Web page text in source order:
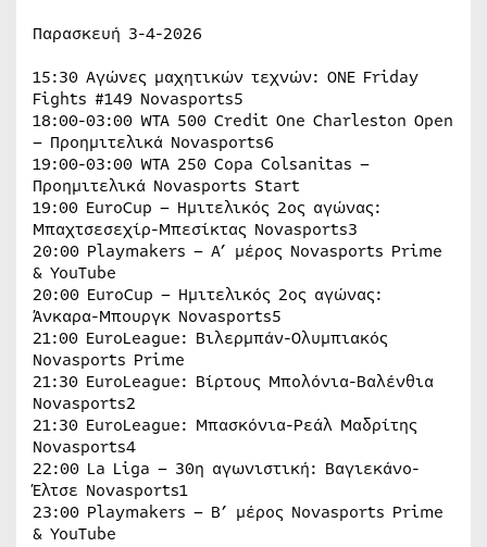
Παρασκευή 3-4-2026
15:30 Αγώνες μαχητικών τεχνών: ONE Friday
Fights #149 Novasports5
18:00-03:00 WTA 500 Credit One Charleston Open
– Προημιτελικά Novasports6
19:00-03:00 WTA 250 Copa Colsanitas –
Προημιτελικά Novasports Start
19:00 EuroCup – Ημιτελικός 2ος αγώνας:
Μπαχτσεσεχίρ-Μπεσίκτας Novasports3
20:00 Playmakers – A’ μέρος Novasports Prime
& YouTube
20:00 EuroCup – Ημιτελικός 2ος αγώνας:
Άνκαρα-Μπουργκ Novasports5
21:00 EuroLeague: Βιλερμπάν-Ολυμπιακός
Novasports Prime
21:30 EuroLeague: Βίρτους Μπολόνια-Βαλένθια
Novasports2
21:30 EuroLeague: Μπασκόνια-Ρεάλ Μαδρίτης
Novasports4
22:00 La Liga – 30η αγωνιστική: Βαγιεκάνο-
Έλτσε Novasports1
23:00 Playmakers – Β’ μέρος Novasports Prime
& YouTube